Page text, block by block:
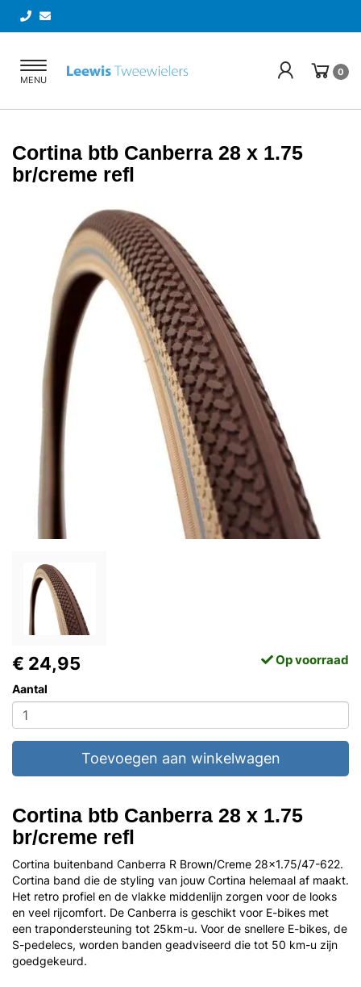
Toggle
navigation
MENU
0
Cortina btb Canberra 28 x 1.75
br/creme refl
€ 24,95 Op voorraad
Aantal
Toevoegen aan winkelwagen
Cortina btb Canberra 28 x 1.75
br/creme refl
Cortina buitenband Canberra R Brown/Creme 28x1.75/47-622.
Cortina band die de styling van jouw Cortina helemaal af maakt.
Het retro profiel en de vlakke middenlijn zorgen voor de looks
en veel rijcomfort. De Canberra is geschikt voor E-bikes met
een trapondersteuning tot 25km-u. Voor de snellere E-bikes, de
S-pedelecs, worden banden geadviseerd die tot 50 km-u zijn
goedgekeurd.